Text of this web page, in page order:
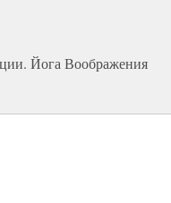
Йога Воображения